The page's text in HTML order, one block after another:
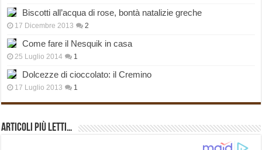
Biscotti all’acqua di rose, bontà natalizie greche
17 Dicembre 2013 2
Come fare il Nesquik in casa
25 Luglio 2014 1
Dolcezze di cioccolato: il Cremino
17 Luglio 2013 1
Articoli più Letti…